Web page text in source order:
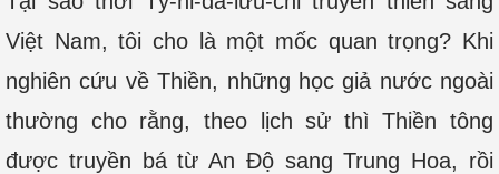
Việt Nam, tôi cho là một mốc quan trọng? Khi
nghiên cứu về Thiền, những học giả nước ngoài
thường cho rằng, theo lịch sử thì Thiền tông
được truyền bá từ An Độ sang Trung Hoa, rồi